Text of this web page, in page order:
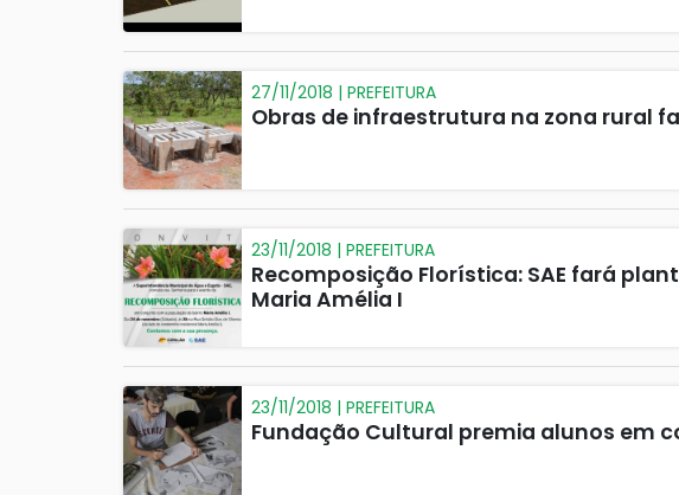
27/11/2018 | PREFEITURA
Obras de infraestrutura na zona rural
23/11/2018 | PREFEITURA
Recomposição Florística: SAE fará
Maria Amélia I
23/11/2018 | PREFEITURA
Fundação Cultural premia alunos em